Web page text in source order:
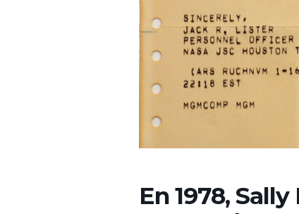
En 1978,